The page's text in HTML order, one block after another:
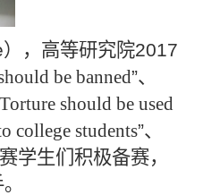
），高等研究院2017
be banned”、
should be used
college students”、
学生们积极备赛，